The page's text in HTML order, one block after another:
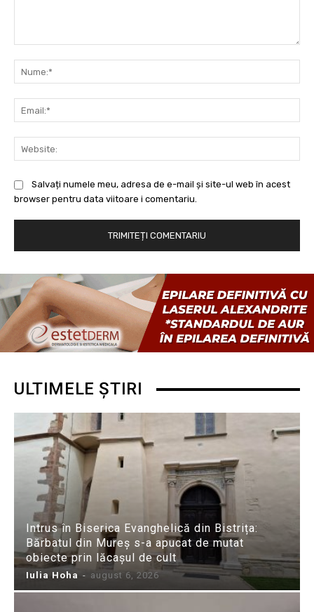
Salvați numele meu, adresa de e-mail și site-ul web în acest
browser pentru data viitoare i comentariu.
ULTIMELE ȘTIRI
Intrus în Biserica Evanghelică din Bistrița:
Bărbatul din Mureș s-a apucat de mutat
obiecte prin lăcașul de cult
Iulia Hoha - august 6, 2026